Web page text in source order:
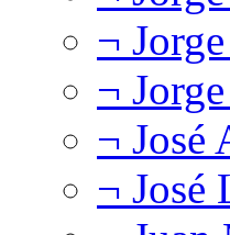
¬
¬
¬ José
¬ José